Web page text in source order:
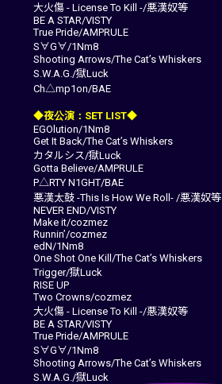
大火傷 - License To Kill -/悪漢奴等
BE A STAR/VISTY
True Pride/AMPRULE
S∀G∀/1Nm8
Shooting Arrows/The Cat’s Whiskers
S.W.A.G./獄Luck
Ch△mp1on/BAE
◆夜公演：SET LIST◆
EGOlution/1Nm8
Get It Back/The Cat’s Whiskers
カタルシス/獄Luck
Gotta Believe/AMPRULE
P△RTY N1GHT/BAE
悪漢太鼓 -This Is How We Roll- /悪漢奴等
NEVER END/VISTY
Make it/cozmez
Runnin’/cozmez
edN/1Nm8
One Shot One Kill/The Cat’s Whiskers
Trigger/獄Luck
RISE UP
Two Crowns/cozmez
大火傷 - License To Kill -/悪漢奴等
BE A STAR/VISTY
True Pride/AMPRULE
S∀G∀/1Nm8
Shooting Arrows/The Cat’s Whiskers
S.W.A.G./獄Luck